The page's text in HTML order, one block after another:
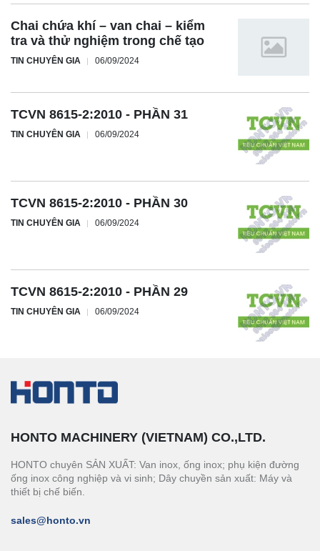
Chai chứa khí – van chai – kiểm
tra và thử nghiệm trong chế tạo
TIN CHUYÊN GIA 06/09/2024
TCVN 8615-2:2010 - PHẦN 31
TIN CHUYÊN GIA 06/09/2024
TCVN 8615-2:2010 - PHẦN 30
TIN CHUYÊN GIA 06/09/2024
TCVN 8615-2:2010 - PHẦN 29
TIN CHUYÊN GIA 06/09/2024
HONTO MACHINERY (VIETNAM) CO.,LTD.
HONTO chuyên SẢN XUẤT: Van inox, ống inox; phụ kiện đường
ống inox công nghiệp và vi sinh; Dây chuyền sản xuất: Máy và
thiết bị chế biến.
sales@honto.vn